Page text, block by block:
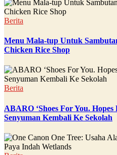
Berita
Menu Mala-tup Untuk
Chicken Rice Shop
Berita
ABARO ‘Shoes For You.
Senyuman Kembali Ke Sekolah